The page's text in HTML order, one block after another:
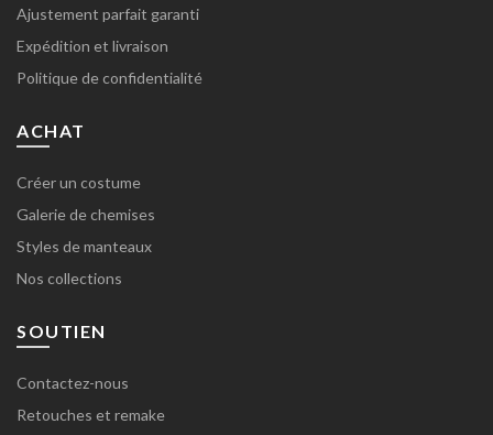
Ajustement parfait garanti
Expédition et livraison
Politique de confidentialité
ACHAT
Créer un costume
Galerie de chemises
Styles de manteaux
Nos collections
SOUTIEN
Contactez-nous
Retouches et remake